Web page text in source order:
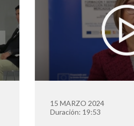
15 MARZO 2024
Duración: 19:53